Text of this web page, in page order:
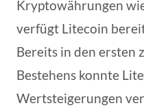
Kryptowährungen
verfügt Litecoin
Bereits in den ersten
Bestehens konnte
Wertsteigerungen